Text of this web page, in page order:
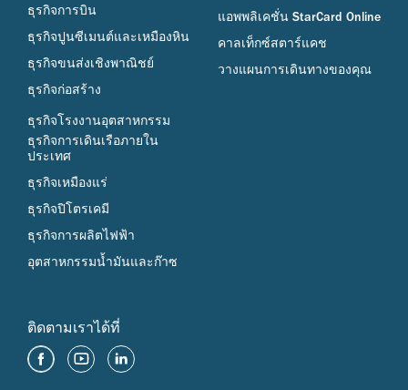
ธุรกิจการบิน
ธุรกิจปูนซีเมนต์และเหมืองหิน
ธุรกิจขนส่งเชิงพาณิชย์
ธุรกิจก่อสร้าง
ธุรกิจโรงงานอุตสาหกรรม
ธุรกิจการเดินเรือภายใน
ประเทศ
ธุรกิจเหมืองแร่
ธุรกิจปิโตรเคมี
ธุรกิจการผลิตไฟฟ้า
อุตสาหกรรมน้ำมันและก๊าซ
แอพพลิเคชั่น StarCard Online
คาลเท็กซ์สตาร์แคช
วางแผนการเดินทางของคุณ
ติดตามเราได้ที่